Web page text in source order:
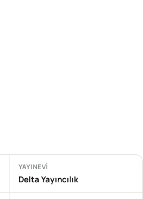
YAYINEVI
Delta Yayıncılık